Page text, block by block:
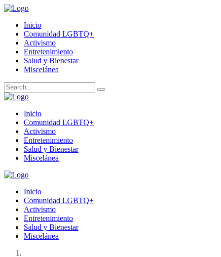
Inicio
Comunidad LGBTQ+
Activismo
Entretenimiento
Salud y Bienestar
Miscelánea
Inicio
Comunidad LGBTQ+
Activismo
Entretenimiento
Salud y Bienestar
Miscelánea
Inicio
Comunidad LGBTQ+
Activismo
Entretenimiento
Salud y Bienestar
Miscelánea